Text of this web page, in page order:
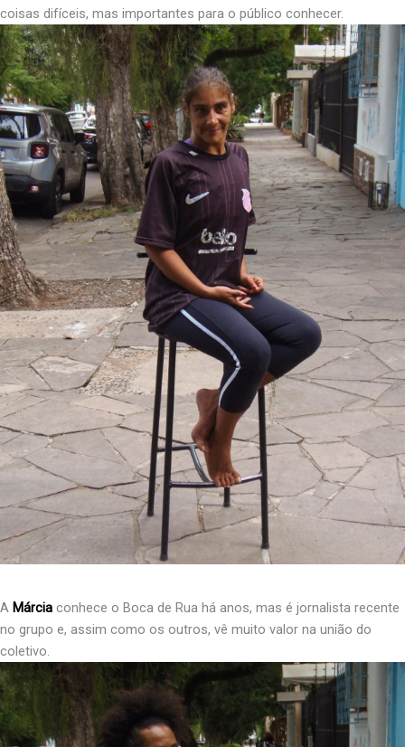
coisas difíceis, mas importantes para o público conhecer.
A Márcia conhece o Boca de Rua há anos, mas é jornalista recente
no grupo e, assim como os outros, vê muito valor na união do
coletivo.